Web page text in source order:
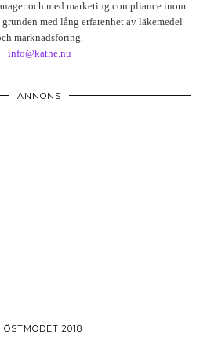
och med marketing compliance inom
med lång erfarenhet av läkemedel
marknadsföring.
info@kathe.nu
ANNONS
2018